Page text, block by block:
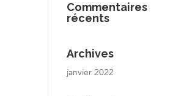
Commentaires
récents
Archives
janvier 2022